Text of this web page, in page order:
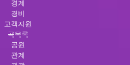
경계
경비
고객지원
곡목록
공원
관계